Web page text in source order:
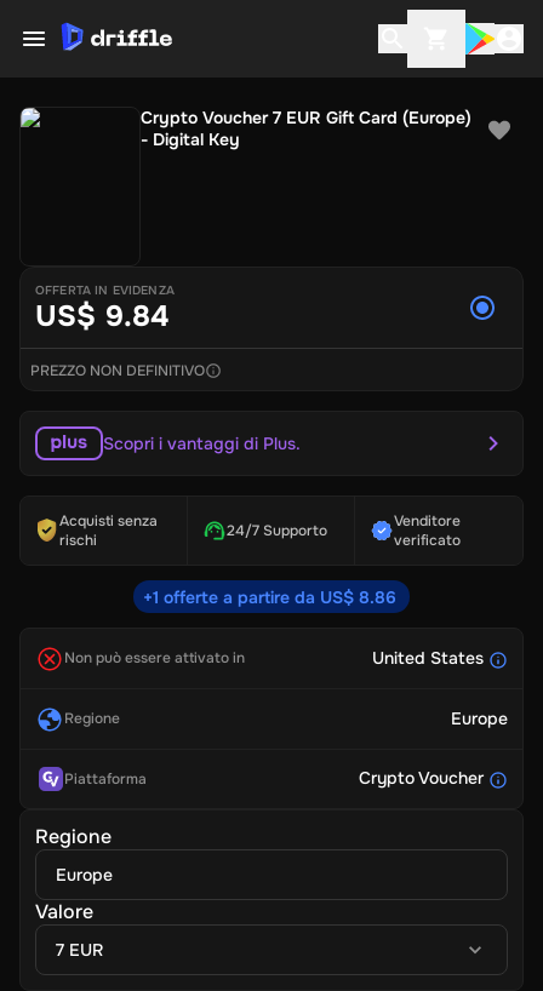
Crypto Voucher 7 EUR Gift Card (Europe)
- Digital Key
OFFERTA IN EVIDENZA
US$ 9.84
PREZZO NON DEFINITIVO
Scopri i vantaggi di Plus.
Acquisti senza
rischi
24/7 Supporto
Venditore
verificato
+1 offerte a partire da US$ 8.86
Non può essere attivato in United States
Regione Europe
Piattaforma Crypto Voucher
Regione
Europe
Valore
7 EUR